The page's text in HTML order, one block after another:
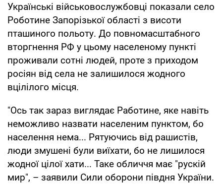
Українські військовослужбовці показали село
Роботине Запорізької області з висоти
пташиного польоту. До повномасштабного
вторгнення РФ у цьому населеному пункті
проживали сотні людей, проте з приходом
росіян від села не залишилося жодного
вцілілого місця.
"Ось так зараз виглядає Работине, яке навіть
неможливо назвати населеним пунктом, бо
населення нема... Рятуючись від рашистів,
люди змушені були виїхати, бо не лишилося
жодної цілої хати... Таке обличчя має "рускій
мир", – заявили Сили оборони півдня України.